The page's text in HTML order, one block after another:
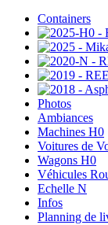
Containers
Photos
Ambiances
Machines H0
Voitures de
Wagons H0
Véhicules
Echelle N
Infos
Planning de